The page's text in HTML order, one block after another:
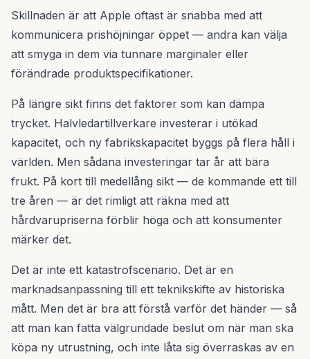
Skillnaden är att Apple oftast är snabba med att
kommunicera prishöjningar öppet — andra kan välja
att smyga in dem via tunnare marginaler eller
förändrade produktspecifikationer.
På längre sikt finns det faktorer som kan dämpa
trycket. Halvledartillverkare investerar i utökad
kapacitet, och ny fabrikskapacitet byggs på flera håll i
världen. Men sådana investeringar tar år att bära
frukt. På kort till medellång sikt — de kommande ett till
tre åren — är det rimligt att räkna med att
hårdvarupriserna förblir höga och att konsumenter
märker det.
Det är inte ett katastrofscenario. Det är en
marknadsanpassning till ett teknikskifte av historiska
mått. Men det är bra att förstå varför det händer — så
att man kan fatta välgrundade beslut om när man ska
köpa ny utrustning, och inte låta sig överraskas av en